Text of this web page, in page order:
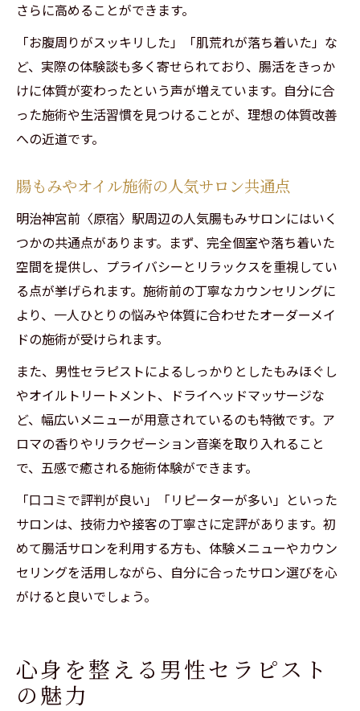
さらに高めることができます。
「お腹周りがスッキリした」「肌荒れが落ち着いた」な
ど、実際の体験談も多く寄せられており、腸活をきっか
けに体質が変わったという声が増えています。自分に合
った施術や生活習慣を見つけることが、理想の体質改善
への近道です。
腸もみやオイル施術の人気サロン共通点
明治神宮前〈原宿〉駅周辺の人気腸もみサロンにはいく
つかの共通点があります。まず、完全個室や落ち着いた
空間を提供し、プライバシーとリラックスを重視してい
る点が挙げられます。施術前の丁寧なカウンセリングに
より、一人ひとりの悩みや体質に合わせたオーダーメイ
ドの施術が受けられます。
また、男性セラピストによるしっかりとしたもみほぐし
やオイルトリートメント、ドライヘッドマッサージな
ど、幅広いメニューが用意されているのも特徴です。ア
ロマの香りやリラクゼーション音楽を取り入れること
で、五感で癒される施術体験ができます。
「口コミで評判が良い」「リピーターが多い」といった
サロンは、技術力や接客の丁寧さに定評があります。初
めて腸活サロンを利用する方も、体験メニューやカウン
セリングを活用しながら、自分に合ったサロン選びを心
がけると良いでしょう。
心身を整える男性セラピスト
の魅力